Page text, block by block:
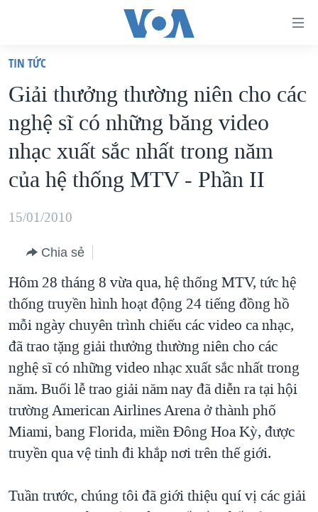
truy
cập
Tới
nội
dung
chính
Tới
hướng
chính
Đi
"Tìm"
VIỆT NAM
HOA KỲ
BIỂN ĐÔNG
THẾ GIỚI
MỤC
TỰ DO BÁO CHÍ
VẠCH TRẦN TIN GIẢ
NGƯỜI VIỆT HẢI NGOẠI
KINH TẾ
KHOA HỌC
SỨC KHOẺ
VĂN HOÁ
CHUYÊN ĐỀ
CHIẾN TRANH THƯƠNG MẠI CỦA MỸ: QUÁ KHỨ VÀ HIỆN
TẠI
HÀNH TRÌNH BẦU CỬ 2024
MỘT NĂM CHIẾN TRANH TẠI DẢI GAZA
GIẢI MÃ VÀNH ĐAI & CON ĐƯỜNG
NGÀY TỊ NẠN THẾ GIỚI
TRỊNH VĨNH BÌNH - NGƯỜI HẠ 'BÊN THẮNG CUỘC'
CHI PHÍ CHIẾN TRANH AFGHANISTAN
HỌC TIẾNG ANH
VIDEO
NGHE
MẠNG XÃ HỘI
Ngôn ngữ khác
TIN TỨC
Giải thưởng thường niên cho các
nghệ sĩ có những băng video
nhạc xuất sắc nhất trong năm
của hệ thống MTV - Phần II
15/01/2010
Chia sẻ
Hôm 28 tháng 8 vừa qua, hệ thống MTV, tức hệ
thống truyền hình hoạt động 24 tiếng đồng hồ
mỗi ngày chuyên trình chiếu các video ca nhạc,
đã trao tặng giải thưởng thường niên cho các
nghệ sĩ có những video nhạc xuất sắc nhất trong
năm. Buổi lễ trao giải năm nay đã diễn ra tại hội
trường American Airlines Arena ở thành phố
Miami, bang Florida, miền Đông Hoa Kỳ, được
truyền qua vệ tinh đi khắp nơi trên thế giới.
Tuần trước, chúng tôi đã giới thiệu quí vị các giải